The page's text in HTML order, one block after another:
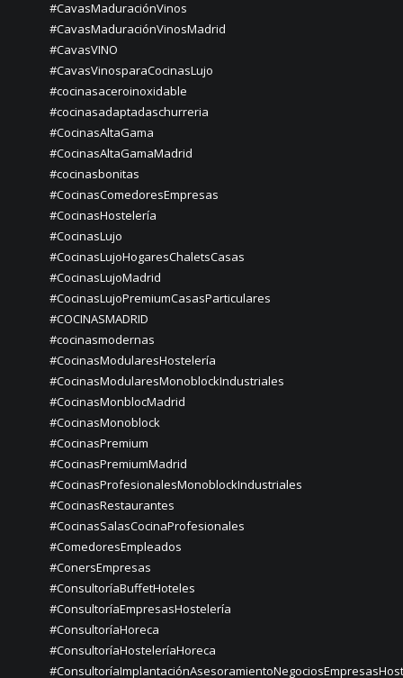
#CavasMaduraciónVinos
#CavasMaduraciónVinosMadrid
#CavasVINO
#CavasVinosparaCocinasLujo
#cocinasaceroinoxidable
#cocinasadaptadaschurreria
#CocinasAltaGama
#CocinasAltaGamaMadrid
#cocinasbonitas
#CocinasComedoresEmpresas
#CocinasHostelería
#CocinasLujo
#CocinasLujoHogaresChaletsCasas
#CocinasLujoMadrid
#CocinasLujoPremiumCasasParticulares
#COCINASMADRID
#cocinasmodernas
#CocinasModularesHostelería
#CocinasModularesMonoblockIndustriales
#CocinasMonblocMadrid
#CocinasMonoblock
#CocinasPremium
#CocinasPremiumMadrid
#CocinasProfesionalesMonoblockIndustriales
#CocinasRestaurantes
#CocinasSalasCocinaProfesionales
#ComedoresEmpleados
#ConersEmpresas
#ConsultoríaBuffetHoteles
#ConsultoríaEmpresasHostelería
#ConsultoríaHoreca
#ConsultoríaHosteleríaHoreca